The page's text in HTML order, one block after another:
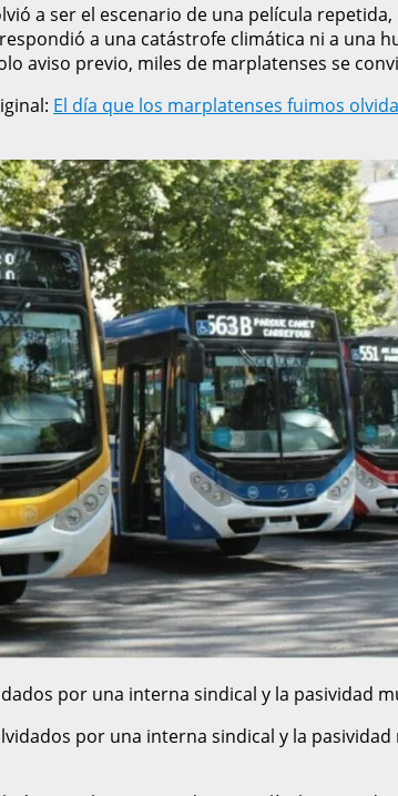
a ser el escenario de una película
a una catástrofe climática ni a una
aviso previo, miles de marplatenses se
El día que los marplatenses fuimos
por una interna sindical y la pasividad